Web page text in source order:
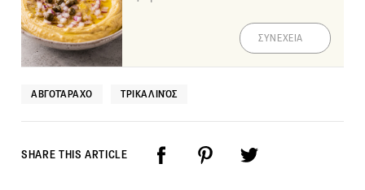
ΣΥΝΕΧΕΙΑ
ΑΒΓΟΤΆΡΑΧΟ ΤΡΙΚΑΛΙΝΌΣ
SHARE THIS ARTICLE